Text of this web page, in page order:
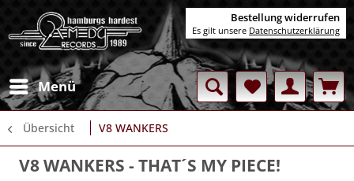
Menü
Übersicht V8 WANKERS
V8 WANKERS - THAT´S MY PIECE!
Bestellung widerrufen
Es gilt unsere Datenschutzerklärung